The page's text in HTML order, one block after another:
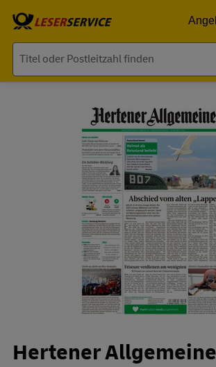
Hertener Allgemeine